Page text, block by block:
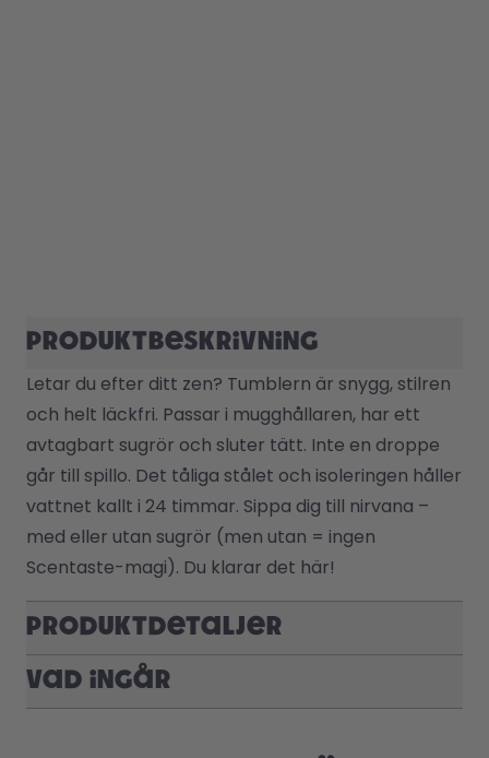
Produktbeskrivning
Letar du efter ditt zen? Tumblern är snygg, stilren
och helt läckfri. Passar i mugghållaren, har ett
avtagbart sugrör och sluter tätt. Inte en droppe
går till spillo. Det tåliga stålet och isoleringen håller
vattnet kallt i 24 timmar. Sippa dig till nirvana –
med eller utan sugrör (men utan = ingen
Scentaste-magi). Du klarar det här!
Produktdetaljer
Vad ingår